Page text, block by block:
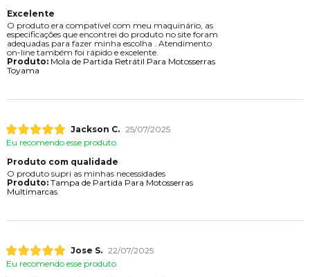
Excelente
O produto era compatível com meu maquinário, as
especificações que encontrei do produto no site foram
adequadas para fazer minha escolha . Atendimento
on-line também foi rápido e excelente.
Produto:Mola de Partida Retrátil Para Motosserras
Toyama
Jackson C. 25/07/2025
Eu recomendo esse produto.
Produto com qualidade
O produto supri as minhas necessidades
Produto:Tampa de Partida Para Motosserras
Multimarcas
Jose S. 22/07/2025
Eu recomendo esse produto.